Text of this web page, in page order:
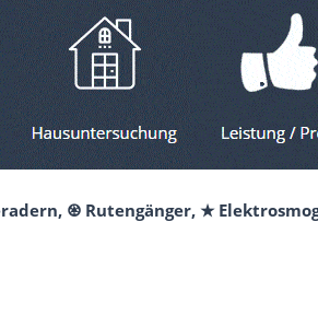
♼ Rutengänger, ★